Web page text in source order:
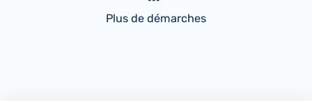
Plus de démarches